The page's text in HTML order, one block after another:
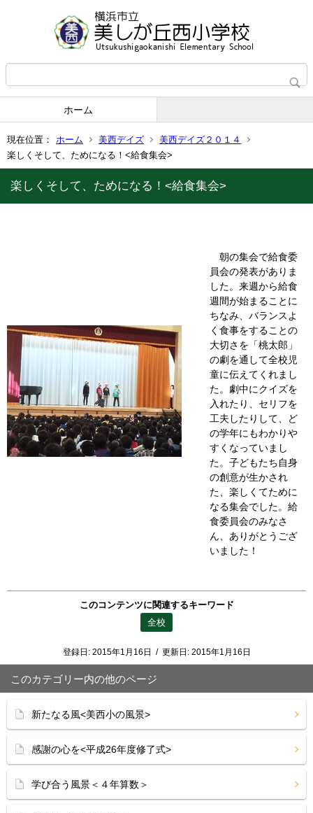
ホーム
現在位置： ホーム 美西デイズ
美西デイズ２０１４
楽しくそして、ためになる！<給食集会>
楽しくそして、ためになる！<給食集会>
朝の集会で給食委
員会の発表がありま
した。来週から給食
週間が始まることに
ちなみ、バランスよ
く食事をすることの
大切さを「桃太郎」
の劇を通して全校児
童に伝えてくれまし
た。劇中にクイズを
入れたり、セリフを
工夫したりして、ど
の学年にもわかりや
すくなっていまし
た。子どもたち自身
の創意が生かされ
た、楽しくてために
なる集会でした。給
食委員会のみなさ
ん、ありがとうござ
いました！
このコンテンツに関連するキーワード
全校
登録日: 2015年1月16日 / 更新日: 2015年1月16日
このカテゴリー内の他のページ
新たなる風<美西小の風景>
感謝の心を<平成26年度修了式>
学び合う風景＜４年算数＞